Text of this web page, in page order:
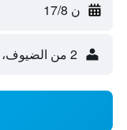
ن 17/8
2 من الضيوف، غرفة واحدة